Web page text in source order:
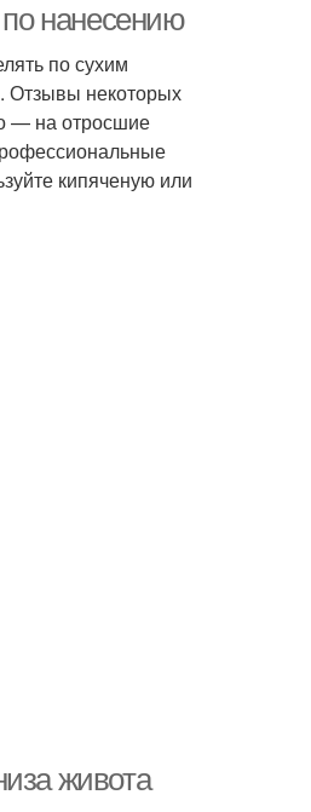
нанесению
по сухим
Отзывы некоторых
— на отросшие
кипяченую или
живота